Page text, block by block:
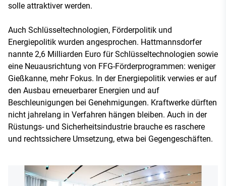
solle attraktiver werden.
Auch Schlüsseltechnologien, Förderpolitik und
Energiepolitik wurden angesprochen. Hattmannsdorfer
nannte 2,6 Milliarden Euro für Schlüsseltechnologien sowie
eine Neuausrichtung von FFG-Förderprogrammen: weniger
Gießkanne, mehr Fokus. In der Energiepolitik verwies er auf
den Ausbau erneuerbarer Energien und auf
Beschleunigungen bei Genehmigungen. Kraftwerke dürften
nicht jahrelang in Verfahren hängen bleiben. Auch in der
Rüstungs- und Sicherheitsindustrie brauche es raschere
und rechtssichere Umsetzung, etwa bei Gegengeschäften.